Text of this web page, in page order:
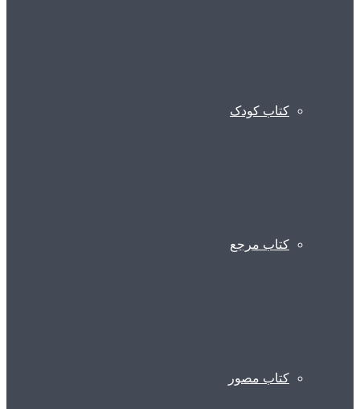
کتاب کودک
کتاب مرجع
کتاب مصور